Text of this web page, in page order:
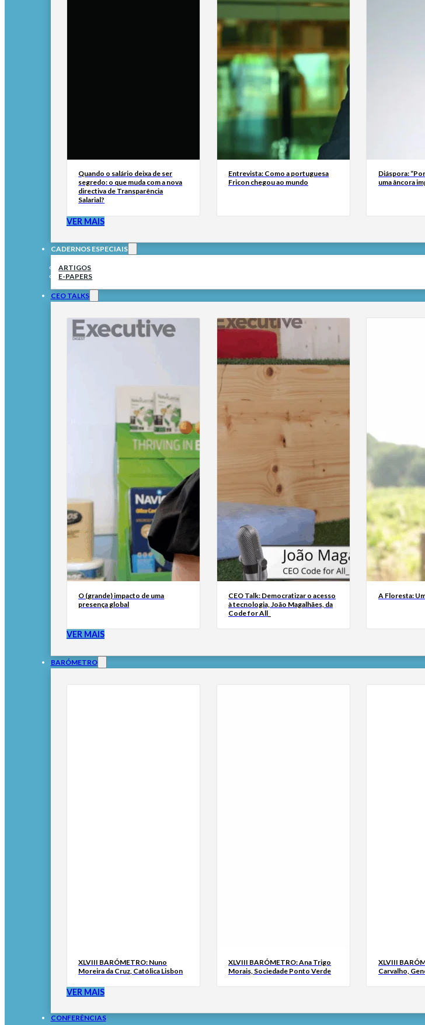
Quando o salário deixa de ser
segredo: o que muda com a nova
directiva de Transparência
Salarial?
Entrevista: Como a portuguesa
Fricon chegou ao mundo
Diáspora:
uma âncora
VER MAIS
CADERNOS ESPECIAIS
ARTIGOS
E-PAPERS
CEO TALKS
O (grande) impacto de uma
presença global
CEO Talk: Democratizar o acesso
à tecnologia, João Magalhães, da
Code for All_
A Floresta:
VER MAIS
BARÓMETRO
XLVIII BARÓMETRO: Nuno
Moreira da Cruz, Católica Lisbon
XLVIII BARÓMETRO: Ana Trigo
Morais, Sociedade Ponto Verde
XLVIII
Carvalho,
VER MAIS
CONFERÊNCIAS